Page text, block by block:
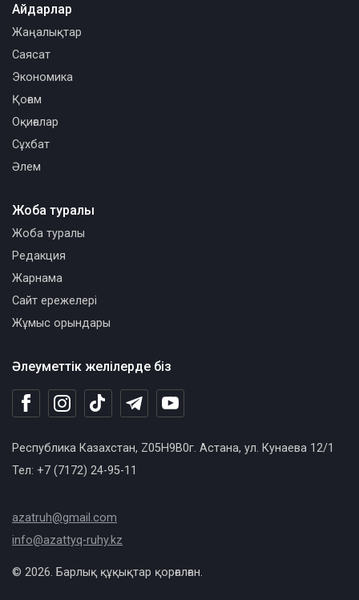
Әлеуметтік желілерде біз
Республика Казахстан, Z05H9B0г. Астана, ул. Кунаева 12/1
Тел: +7 (7172) 24-95-11
azatruh@gmail.com
info@azattyq-ruhy.kz
Айдарлар
Жаңалықтар
Саясат
Экономика
Қоғам
Оқиғалар
Сұхбат
Әлем
Жоба туралы
Жоба туралы
Редакция
Жарнама
Сайт ережелері
Жұмыс орындары
© 2026. Барлық құқықтар қорғалған.